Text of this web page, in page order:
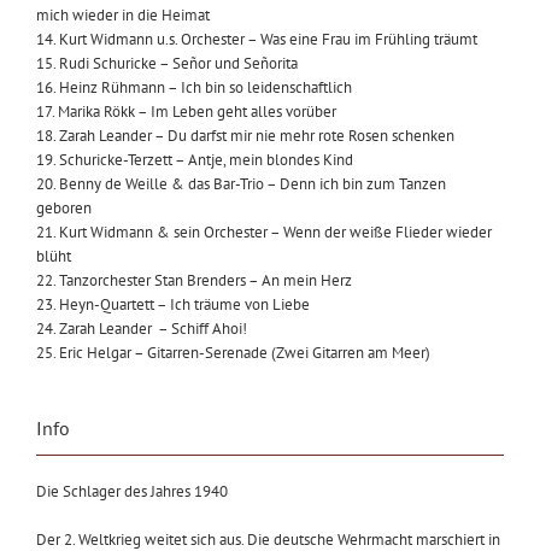
mich wieder in die Heimat
14. Kurt Widmann u.s. Orchester – Was eine Frau im Frühling träumt
15. Rudi Schuricke – Señor und Señorita
16. Heinz Rühmann – Ich bin so leidenschaftlich
17. Marika Rökk – Im Leben geht alles vorüber
18. Zarah Leander – Du darfst mir nie mehr rote Rosen schenken
19. Schuricke-Terzett – Antje, mein blondes Kind
20. Benny de Weille & das Bar-Trio – Denn ich bin zum Tanzen
geboren
21. Kurt Widmann & sein Orchester – Wenn der weiße Flieder wieder
blüht
22. Tanzorchester Stan Brenders – An mein Herz
23. Heyn-Quartett – Ich träume von Liebe
24. Zarah Leander – Schiff Ahoi!
25. Eric Helgar – Gitarren-Serenade (Zwei Gitarren am Meer)
Info
Die Schlager des Jahres 1940
Der 2. Weltkrieg weitet sich aus. Die deutsche Wehrmacht marschiert in